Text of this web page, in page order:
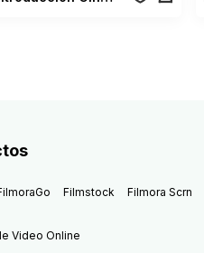
Filmstock Filmora Scrn
Video Online